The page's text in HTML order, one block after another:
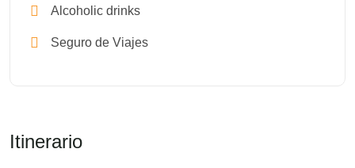
Alcoholic drinks
Seguro de Viajes
Itinerario